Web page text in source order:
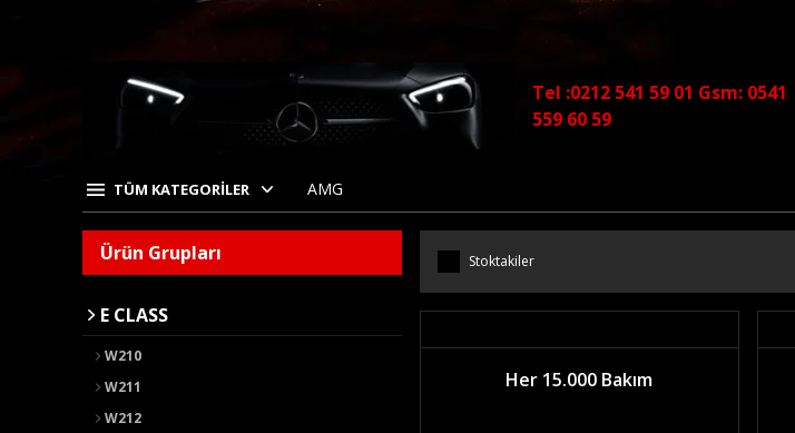
Tel :0212 541 59 01 Gsm: 0541
559 60 59
TÜM KATEGORİLER AMG
Ürün Grupları
E CLASS
W210
W211
W212
Stoktakiler
Her 15.000 Bakım